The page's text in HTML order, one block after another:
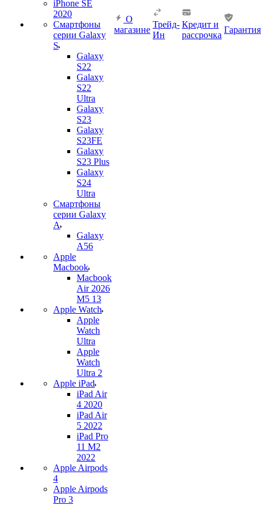
iPhone SE
2020
Смартфоны
серии Galaxy
S
Galaxy
S22
Galaxy
S22
Ultra
Galaxy
S23
Galaxy
S23FE
Galaxy
S23 Plus
Galaxy
S24
Ultra
Смартфоны
серии Galaxy
A
Galaxy
A56
Apple
Macbook
Macbook
Air 2026
M5 13
Apple Watch
Apple
Watch
Ultra
Apple
Watch
Ultra 2
Apple iPad
iPad Air
4 2020
iPad Air
5 2022
iPad Pro
11 M2
2022
Apple Airpods
4
Apple Airpods
Pro 3
О
магазине
Трейд-
Ин
Кредит и
рассрочка
Гарантия